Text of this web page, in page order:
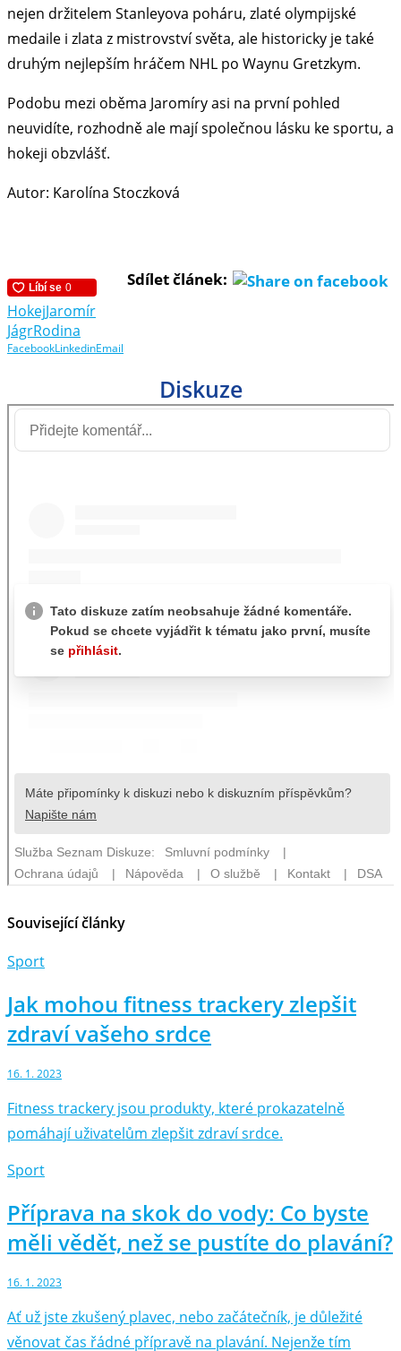
nejen držitelem Stanleyova poháru, zlaté olympijské
medaile i zlata z mistrovství světa, ale historicky je také
druhým nejlepším hráčem NHL po Waynu Gretzkym.
Podobu mezi oběma Jaromíry asi na první pohled
neuvidíte, rozhodně ale mají společnou lásku ke sportu, a
hokeji obzvlášť.
Autor: Karolína Stoczková
Sdílet článek:
HokejJaromír
JágrRodina
FacebookLinkedinEmail
Diskuze
Související články
Sport
Jak mohou fitness trackery zlepšit
zdraví vašeho srdce
16. 1. 2023
Fitness trackery jsou produkty, které prokazatelně
pomáhají uživatelům zlepšit zdraví srdce.
Sport
Příprava na skok do vody: Co byste
měli vědět, než se pustíte do plavání?
16. 1. 2023
Ať už jste zkušený plavec, nebo začátečník, je důležité
věnovat čas řádné přípravě na plavání. Nejenže tím